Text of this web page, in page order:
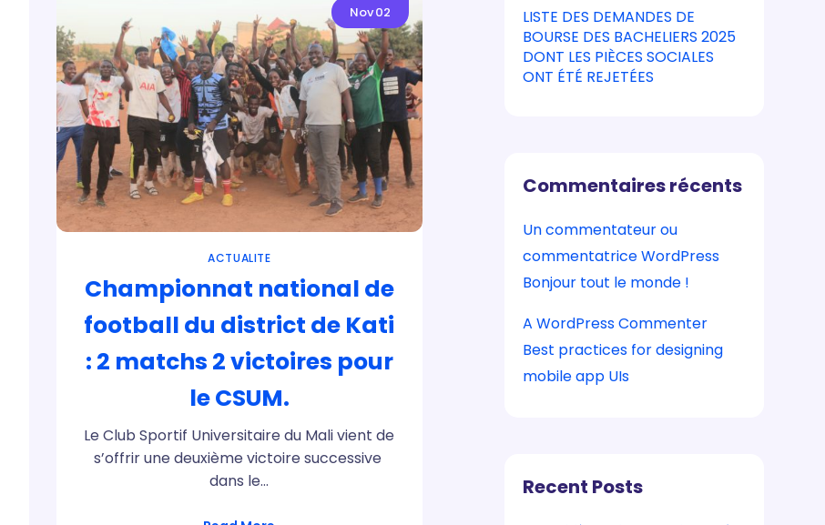
Nov02
ACTUALITE
Championnat national de
football du district de Kati
: 2 matchs 2 victoires pour
le CSUM.
Le Club Sportif Universitaire du Mali vient de
s’offrir une deuxième victoire successive
dans le…
LISTE DES DEMANDES DE
BOURSE DES BACHELIERS 2025
DONT LES PIÈCES SOCIALES
ONT ÉTÉ REJETÉES
Commentaires récents
Un commentateur ou
commentatrice WordPress
Bonjour tout le monde !
A WordPress Commenter
Best practices for designing
mobile app UIs
Recent Posts